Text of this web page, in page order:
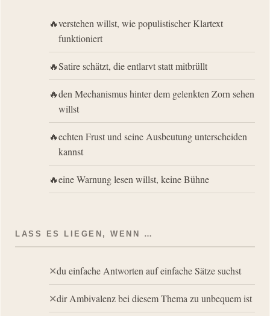
verstehen willst, wie populistischer Klartext
funktioniert
Satire schätzt, die entlarvt statt mitbrüllt
den Mechanismus hinter dem gelenkten Zorn sehen
willst
echten Frust und seine Ausbeutung unterscheiden
kannst
eine Warnung lesen willst, keine Bühne
LASS ES LIEGEN, WENN …
du einfache Antworten auf einfache Sätze suchst
dir Ambivalenz bei diesem Thema zu unbequem ist